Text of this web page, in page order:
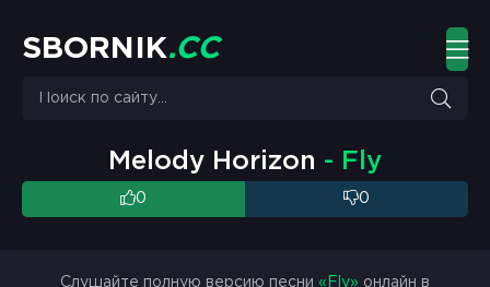
S BO R N K.CC
Melody Horizon - Fly
0 0
Слушайте полную версию песни «Fly» онлайн в